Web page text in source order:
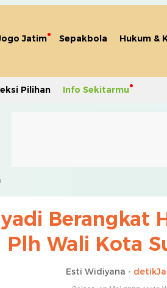
Jatim Sepakbola Hukum &
Pilihan Info Sekitarmu
Berangkat
Plh Wali Kota
Esti Widiyana -